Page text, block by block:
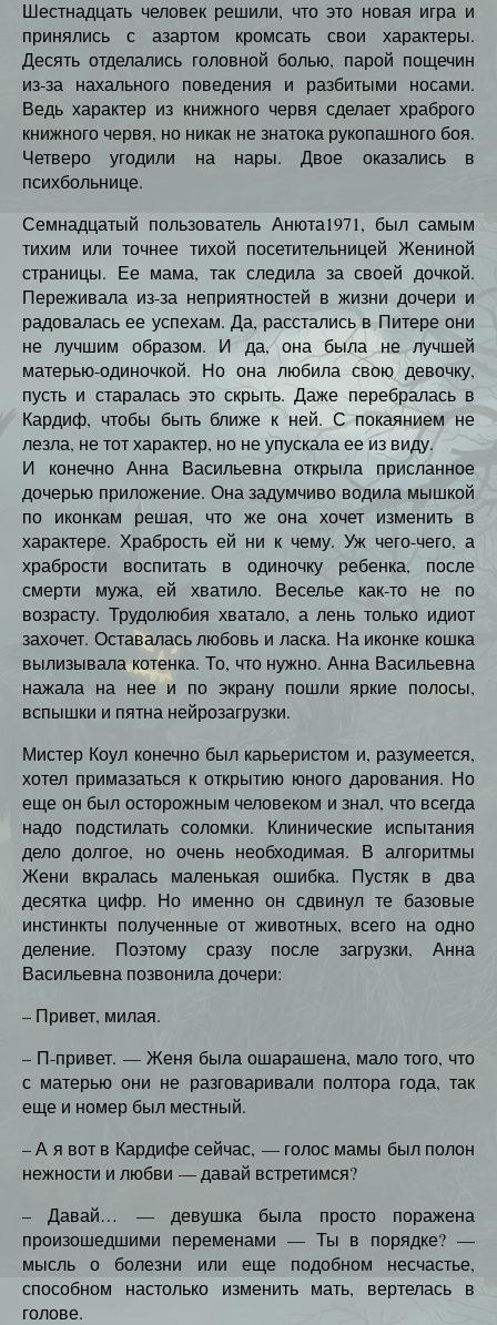
Шестнадцать человек решили, что это новая игра и
принялись с азартом кромсать свои характеры.
Десять отделались головной болью, парой пощечин
из-за нахального поведения и разбитыми носами.
Ведь характер из книжного червя сделает храброго
книжного червя, но никак не знатока рукопашного боя.
Четверо угодили на нары. Двое оказались в
психбольнице.
Семнадцатый пользователь Анюта1971, был самым
тихим или точнее тихой посетительницей Жениной
страницы. Ее мама, так следила за своей дочкой.
Переживала из-за неприятностей в жизни дочери и
радовалась ее успехам. Да, расстались в Питере они
не лучшим образом. И да, она была не лучшей
матерью-одиночкой. Но она любила свою девочку,
пусть и старалась это скрыть. Даже перебралась в
Кардиф, чтобы быть ближе к ней. С покаянием не
лезла, не тот характер, но не упускала ее из виду.
И конечно Анна Васильевна открыла присланное
дочерью приложение. Она задумчиво водила мышкой
по иконкам решая, что же она хочет изменить в
характере. Храбрость ей ни к чему. Уж чего-чего, а
храбрости воспитать в одиночку ребенка, после
смерти мужа, ей хватило. Веселье как-то не по
возрасту. Трудолюбия хватало, а лень только идиот
захочет. Оставалась любовь и ласка. На иконке кошка
вылизывала котенка. То, что нужно. Анна Васильевна
нажала на нее и по экрану пошли яркие полосы,
вспышки и пятна нейрозагрузки.
Мистер Коул конечно был карьеристом и, разумеется,
хотел примазаться к открытию юного дарования. Но
еще он был осторожным человеком и знал, что всегда
надо подстилать соломки. Клинические испытания
дело долгое, но очень необходимая. В алгоритмы
Жени вкралась маленькая ошибка. Пустяк в два
десятка цифр. Но именно он сдвинул те базовые
инстинкты полученные от животных, всего на одно
деление. Поэтому сразу после загрузки, Анна
Васильевна позвонила дочери:
– Привет, милая.
– П-привет. — Женя была ошарашена, мало того, что
с матерью они не разговаривали полтора года, так
еще и номер был местный.
– А я вот в Кардифе сейчас, — голос мамы был полон
нежности и любви — давай встретимся?
– Давай… — девушка была просто поражена
произошедшими переменами — Ты в порядке? —
мысль о болезни или еще подобном несчастье,
способном настолько изменить мать, вертелась в
голове.